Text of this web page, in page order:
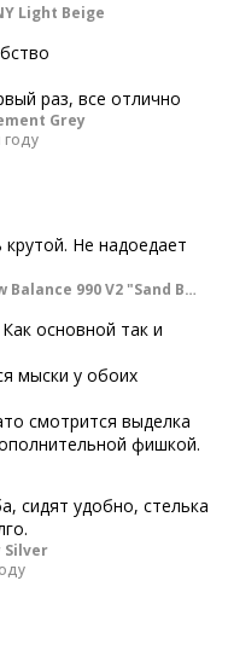
Light Beige
раз, все отлично
Grey
Не надоедает
Balance 990 V2 "Sand Be
основной так и
мыски у обоих
смотрится выделка
фишкой.
сидят удобно, стелька
Silver